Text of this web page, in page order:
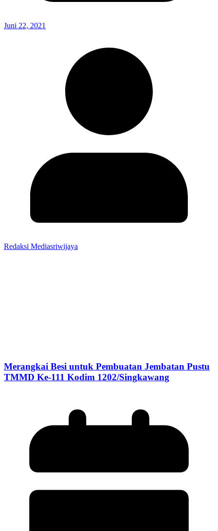
Juni 22, 2021
Redaksi Mediasriwijaya
Merangkai Besi untuk Pembuatan Jembatan Pustu
TMMD Ke-111 Kodim 1202/Singkawang